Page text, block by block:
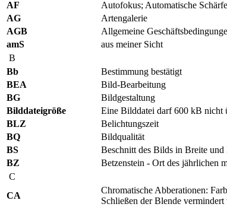
AF
Autofokus; Automatische
AG
Artengalerie
AGB
Allgemeine
amS
aus meiner Sicht
B
Bb
Bestimmung bestätigt
BEA
Bild-Bearbeitung
BG
Bildgestaltung
Bilddateigröße
Eine Bilddatei darf 600 kB nicht
BLZ
Belichtungszeit
BQ
Bildqualität
BS
Beschnitt des Bilds in Breite
BZ
Betzenstein - Ort des jährlichen
C
CA
Chromatische Abberationen:
Schließen der Blende vermindert